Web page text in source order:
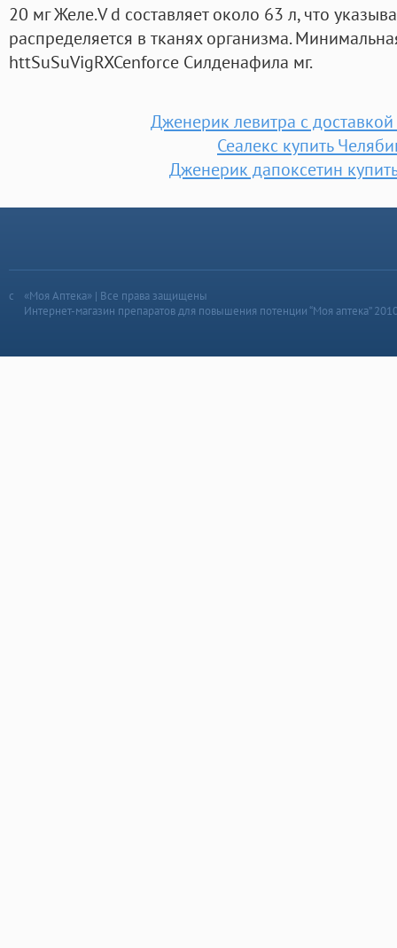
20 мг Желе.V d составляет около 63 л, что
распределяется в тканях организма.
httSuSuVigRXCenforce Силденафила мг.
Дженерик левитра с
Сеалекс купить
Дженерик дапоксетин
«Моя Аптека» | Все права защищены
Интернет-магазин препаратов для повышения потенции “Моя аптека”